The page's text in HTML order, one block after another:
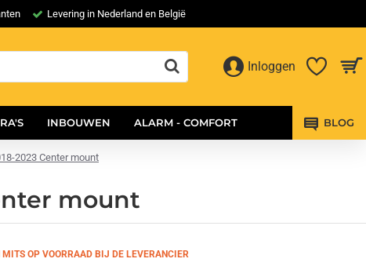
Levering in Nederland en België
Inloggen
INBOUWEN ALARM - COMFORT BLOG
2023 Center mount
mount
OP VOORRAAD BIJ DE LEVERANCIER